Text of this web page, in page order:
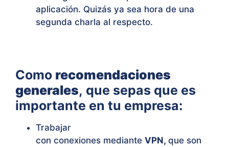
aplicación. Quizás ya sea hora de una
segunda charla al respecto.
Como recomendaciones
generales, que sepas que es
importante en tu empresa:
Trabajar
con conexiones mediante VPN, que son